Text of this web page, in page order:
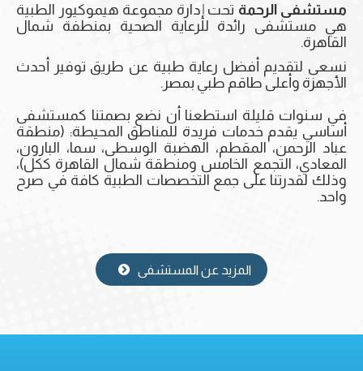
مستشفى الرحمة تحت إدارة مجموعة هيموكيور الطبية
هي مستشفى رائدة للرعاية الصحية بمنطفة شمال
القاهرة.
نسعى لتقديم أفضل رعاية طبية عن طريق توفير أحدث
الأجهزة وأعلى طاقم طبي بمصر.
في سنوات قليلة استطعنا أن نضع بصمتنا كمستشفى
أساسي يقدم خدمات فريدة للمناطق المحيطة: (منطقة
عباد الرحمن، المقطم، الهضبة الوسطى، سما، البارون،
المعادي، التجمع الخامس ومنطقة شمال القاهرة ككل)،
وذلك لقدرتنا على جمع التخصصات الطبية كافة في صرح
واحد.
المزيد عن المستشفى